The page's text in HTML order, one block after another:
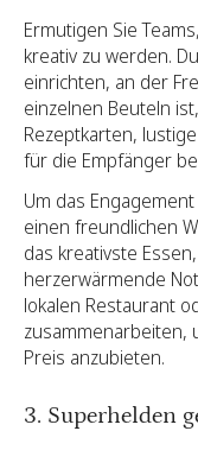
Ermutigen Sie
kreativ zu werden.
einrichten, an der
einzelnen Beuteln
Rezeptkarten,
für die Empfänger
Um das
einen freundlichen
das kreativste
herzerwärmende
lokalen Restaurant
zusammenarbeiten,
Preis anzubieten.
3. Superhelden